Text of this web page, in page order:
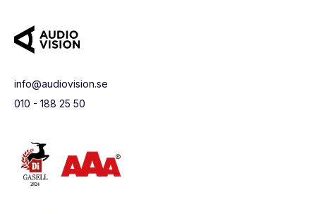
info@audiovision.se
010 - 188 25 50